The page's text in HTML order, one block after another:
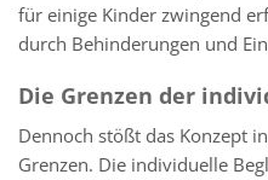
für einige Kinder zwingend
durch Behinderungen und
Die Grenzen der
Dennoch stößt das Konzept
Grenzen. Die individuelle